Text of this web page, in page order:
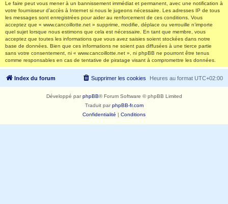
Le faire peut vous mener à un bannissement immédiat et permanent, avec une notification à
votre fournisseur d’accès à Internet si nous le jugeons nécessaire. Les adresses IP de tous
les messages sont enregistrées pour aider au renforcement de ces conditions. Vous
acceptez que « www.cancoillotte.net » supprime, modifie, déplace ou verrouille n’importe
quel sujet lorsque nous estimons que cela est nécessaire. En tant que membre, vous
acceptez que toutes les informations que vous avez saisies soient stockées dans notre
base de données. Bien que ces informations ne soient pas diffusées à une tierce partie
sans votre consentement, ni « www.cancoillotte.net », ni phpBB ne pourront être tenus
comme responsables en cas de tentative de piratage visant à compromettre les données.
Index du forum Heures au format UTC+02:00
Supprimer les cookies
Développé parphpBB® Forum Software © phpBB Limited
Traduit parphpBB-fr.com
Confidentialité | Conditions